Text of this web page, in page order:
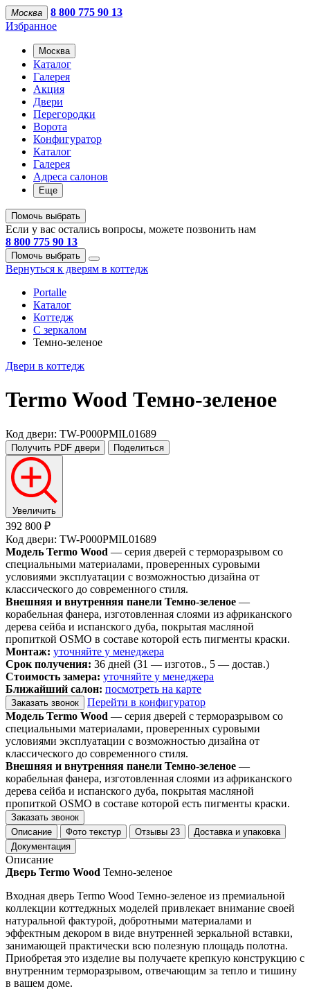
Москва
8 800 775 90 13
Избранное
Москва
Каталог
Галерея
Акция
Двери
Перегородки
Ворота
Конфигуратор
Каталог
Галерея
Адреса салонов
Еще
Помочь выбрать
Если у вас остались вопросы, можете позвонить нам
8 800 775 90 13
Помочь выбрать
Вернуться к дверям в коттедж
Portalle
Каталог
Коттедж
С зеркалом
Темно-зеленое
Двери в коттедж
Termo Wood Темно-зеленое
Код двери: TW-P000PMIL01689
Получить PDF двери Поделиться
Увеличить
392 800 ₽
Код двери: TW-P000PMIL01689
Модель Termo Wood — серия дверей с терморазрывом со
специальными материалами, проверенных суровыми
условиями эксплуатации с возможностью дизайна от
классического до современного стиля.
Внешняя и внутренняя панели Темно-зеленое —
корабельная фанера, изготовленная слоями из африканского
дерева сейба и испанского дуба, покрытая масляной
пропиткой OSMO в составе которой есть пигменты краски.
Монтаж: уточняйте у менеджера
Срок получения: 36 дней (31 — изготов., 5 — достав.)
Стоимость замера: уточняйте у менеджера
Ближайший салон: посмотреть на карте
Заказать звонок
Перейти в конфигуратор
Модель Termo Wood — серия дверей с терморазрывом со
специальными материалами, проверенных суровыми
условиями эксплуатации с возможностью дизайна от
классического до современного стиля.
Внешняя и внутренняя панели Темно-зеленое —
корабельная фанера, изготовленная слоями из африканского
дерева сейба и испанского дуба, покрытая масляной
пропиткой OSMO в составе которой есть пигменты краски.
Заказать звонок
Описание
Фото текстур Отзывы 23
Доставка и упаковка
Документация
Описание
Дверь Termo Wood Темно-зеленое
Входная дверь Termo Wood Темно-зеленое из премиальной
коллекции коттеджных моделей привлекает внимание своей
натуральной фактурой, добротными материалами и
эффектным декором в виде внутренней зеркальной вставки,
занимающей практически всю полезную площадь полотна.
Приобретая это изделие вы получаете крепкую конструкцию с
внутренним терморазрывом, отвечающим за тепло и тишину
в вашем доме.